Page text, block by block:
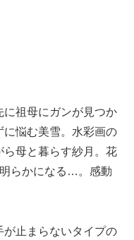
に祖母にガンが見つか
に悩む美雪。水彩画の
母と暮らす紗月。花
らかになる…。感動
が止まらないタイプの